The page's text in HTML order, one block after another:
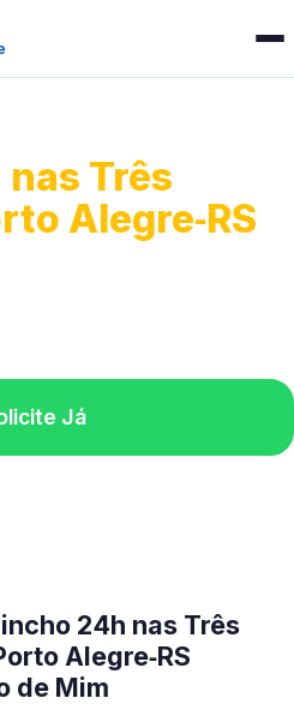
nas Três
Alegre‑RS
Já
24h nas Três
Alegre‑RS
de Mim